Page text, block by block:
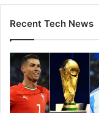
Recent Tech News